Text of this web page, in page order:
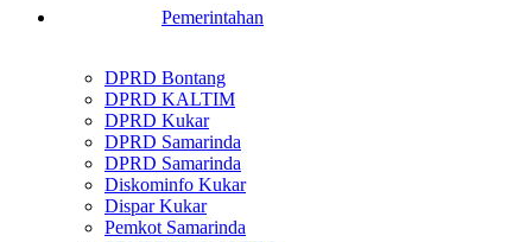
Pemerintahan
DPRD Bontang
DPRD KALTIM
DPRD Kukar
DPRD Samarinda
DPRD Samarinda
Diskominfo Kukar
Dispar Kukar
Pemkot Samarinda